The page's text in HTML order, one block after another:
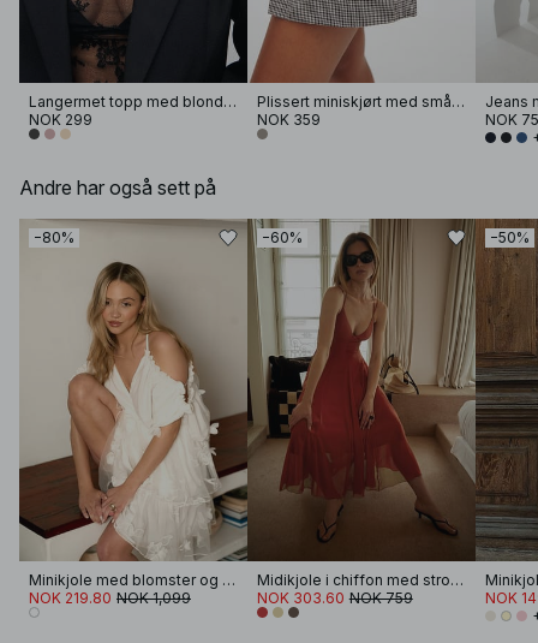
Langermet topp med blonder
NOK 299
Plissert miniskjørt med små ruter
NOK 359
Jeans
NOK
Andre har også sett på
−80%
Minikjole med blomster og uten skulder
NOK 219.80 NOK 1,099
−60%
Midikjole i chiffon med stropper
NOK 303.60 NOK 759
−50%
NOK